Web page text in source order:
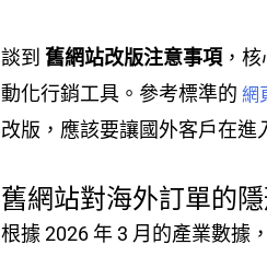
談到舊網站改版注意事項 ，
動化行銷工具。參考標準的網
改版，應該要讓國外客戶在進
舊網站對海外訂單的
根據 2026 年 3 月的產業數據